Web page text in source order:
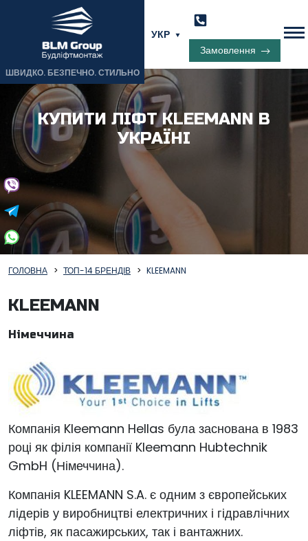
ШВИДКО. БЕЗПЕЧНО. СТИЛЬНО
УКР
Замовлення
КУПИТИ ЛІФТ KLEEMANN В
УКРАЇНІ
ГОЛОВНА ТОП-14 БРЕНДІВ KLEEMANN
KLEEMANN
Німеччина
Компанія Kleemann Hellas була заснована в 1983
році як філія компанії Kleemann Hubtechnik
GmbH (Німеччина).
Компанія KLEEMANN S.A. є одним з європейських
лідерів у виробництві електричних і гідравлічних
ліфтів, як пасажирських, так і вантажних.